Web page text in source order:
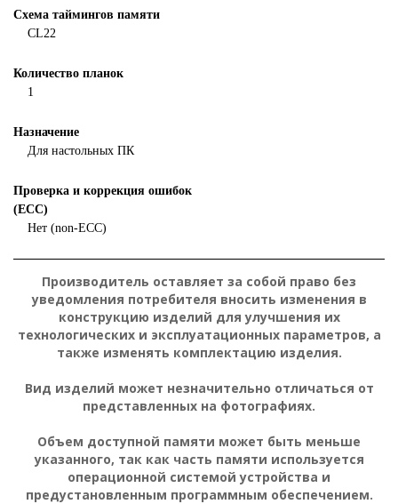
Схема таймингов памяти
CL22
Количество планок
1
Назначение
Для настольных ПК
Проверка и коррекция ошибок
(ECC)
Нет (non-ECC)
Производитель оставляет за собой право без
уведомления потребителя вносить изменения в
конструкцию изделий для улучшения их
технологических и эксплуатационных параметров, а
также изменять комплектацию изделия.
Вид изделий может незначительно отличаться от
представленных на фотографиях.
Объем доступной памяти может быть меньше
указанного, так как часть памяти используется
операционной системой устройства и
предустановленным программным обеспечением.